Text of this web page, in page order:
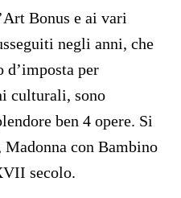
Bonus e ai vari
negli anni, che
d’imposta per
culturali, sono
ben 4 opere. Si
con Bambino
secolo.